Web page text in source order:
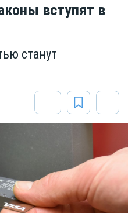
вступят в
станут